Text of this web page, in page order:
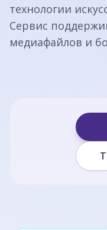
технологии
Сервис
медиафайлов и